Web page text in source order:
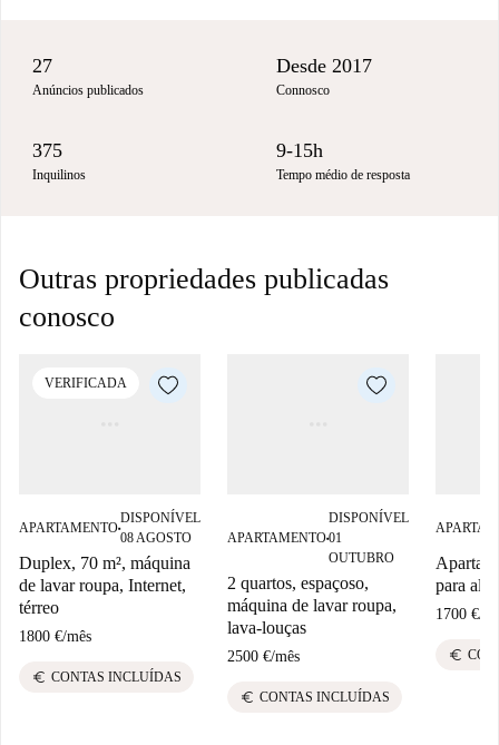
27
Anúncios publicados
Desde 2017
Connosco
375
Inquilinos
9-15h
Tempo médio de resposta
Outras propriedades publicadas
conosco
VERIFICADA
APARTAMENTO■
DISPONÍVEL
08 AGOSTO
Duplex, 70 m², máquina
de lavar roupa, Internet,
térreo
1800 €/mês
euro CONTAS INCLUÍDAS
APARTAMENTO■
DISPONÍVEL
01
OUTUBRO
2 quartos, espaçoso,
máquina de lavar roupa,
lava-louças
2500 €/mês
euro CONTAS INCLUÍDAS
para
1700 €/
euro